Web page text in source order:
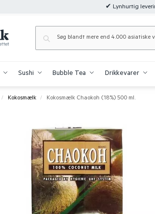
✔ Lynhurtig
Sushi Bubble Tea Drikkevarer
/ Kokosmælk / Kokosmælk Chaokoh (18%) 500 ml.